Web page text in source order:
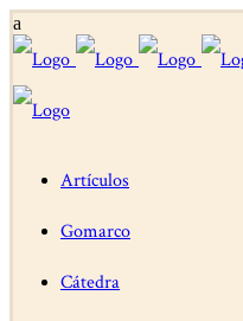
Artículos
Gomarco
Cátedra